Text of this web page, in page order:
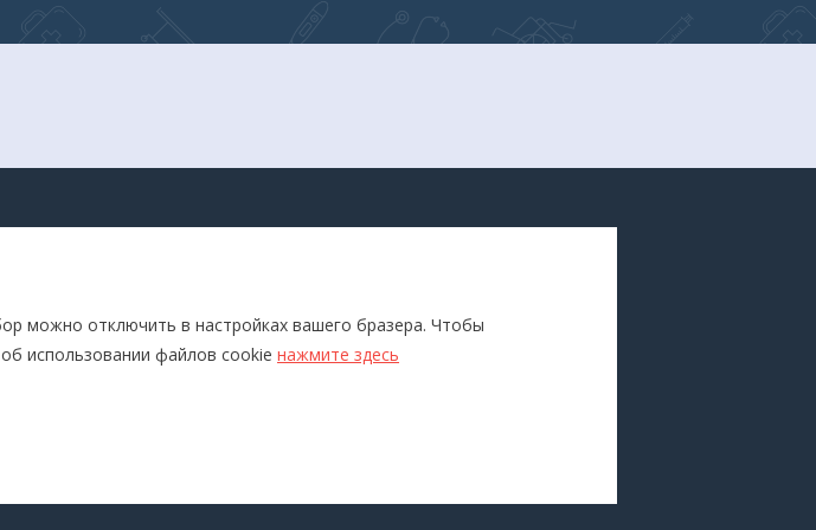
Слуховые аппараты и усилители
звука
Бренды
можно отключить в настройках вашего бразера. Чтобы
использовании файлов cookie нажмите здесь